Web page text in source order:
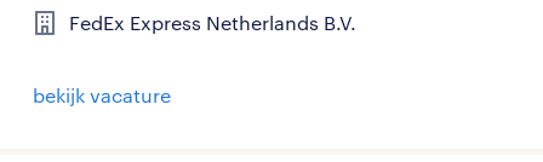
FedEx Express Netherlands B.V.
bekijk vacature